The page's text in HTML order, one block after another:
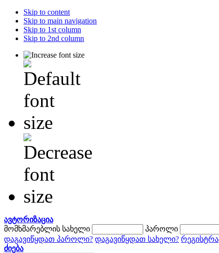
Skip to content
Skip to main navigation
Skip to 1st column
Skip to 2nd column
ავტორიზაცია
მომხმარებლის სახელი
პაროლი
დაგავიწყდათ პაროლი? დაგავიწყდათ სახელი?
ძიება